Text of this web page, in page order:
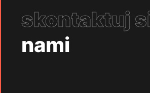
skontaktuj
nami